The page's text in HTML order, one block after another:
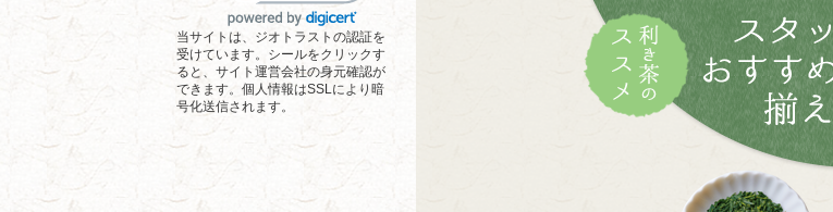
当サイトは、ジオトラストの認証を
受けています。シールをクリックす
ると、サイト運営会社の身元確認が
できます。個人情報はSSLにより暗
号化送信されます。